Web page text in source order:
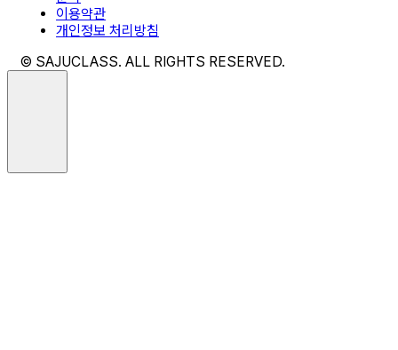
이용약관
개인정보 처리방침
© SAJUCLASS. ALL RIGHTS RESERVED.